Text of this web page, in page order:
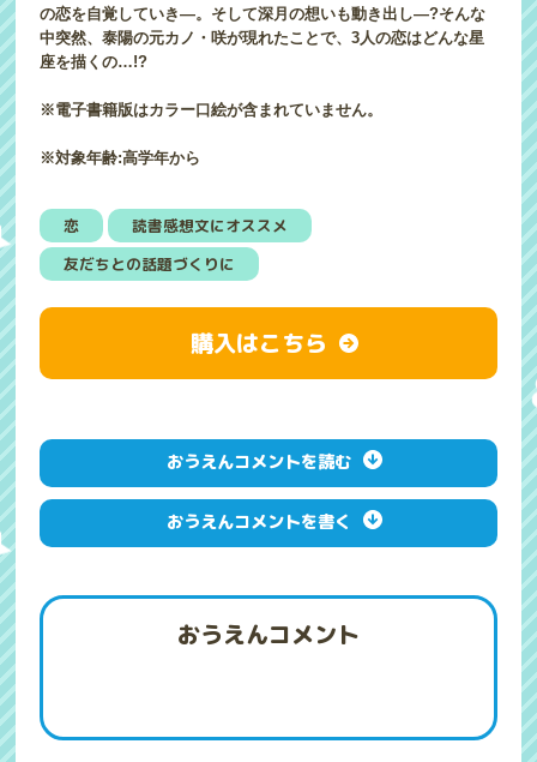
の恋を自覚していき―。そして深月の想いも動き出し―?そんな
中突然、泰陽の元カノ・咲が現れたことで、3人の恋はどんな星
座を描くの…!?
※電子書籍版はカラー口絵が含まれていません。
※対象年齢:高学年から
恋
読書感想文にオススメ
友だちとの話題づくりに
購入はこちら
おうえんコメントを読む
おうえんコメントを書く
おうえんコメント